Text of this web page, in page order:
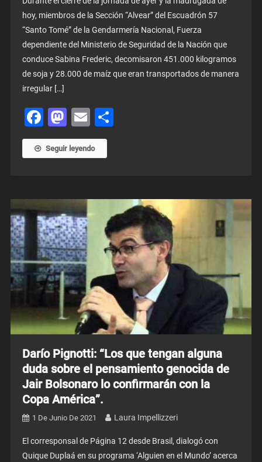
hoy, miembros de la Sección “Alvear” del Escuadrón 57
“Santo Tomé” de la Gendarmería Nacional, Fuerza
dependiente del Ministerio de Seguridad de la Nación que
conduce Sabina Frederic, decomisaron 451.000 kilogramos
de soja y 28.000 de maíz que eran transportados de manera
irregular […]
Facebook
Mastodon
EmailShare
Seguir leyendo
Darío Pignotti: “Los que tengan alguna
duda sobre el pensamiento genocida de
Jair Bolsonaro lo confirmarán con la
Copa América”.
1 De Junio De 2021 Laura Impellizzeri
El corresponsal de Página 12 desde Brasil, dialogó con
Quique Duplaá en su programa ‘Alguien en el Mundo’ acerca